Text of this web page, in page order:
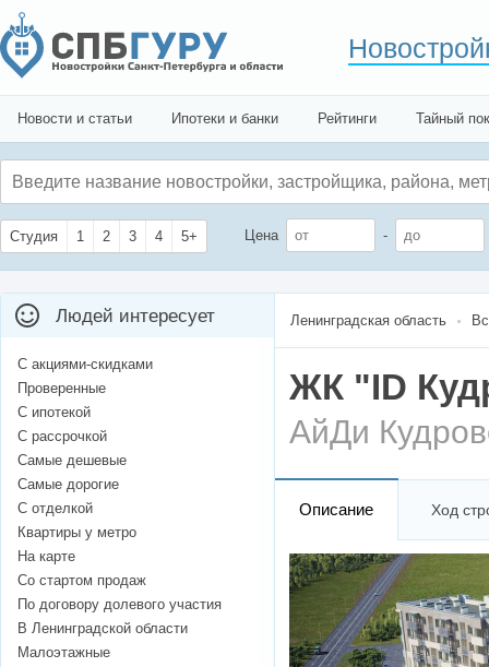
Новости и статьи Ипотеки и банки Рейтинги Тайный
Студия 1 2 3 4 5+ Цена -
Ленинградская область
ЖК "ID
АйДи
Описание Ход
Людей интересует
С акциями-скидками
Проверенные
С ипотекой
С рассрочкой
Самые дешевые
Самые дорогие
С отделкой
Квартиры у метро
На карте
Со стартом продаж
По договору долевого участия
В Ленинградской области
Малоэтажные